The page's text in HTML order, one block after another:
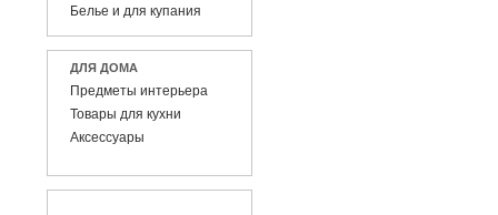
Белье и для купания
ДЛЯ ДОМА
Предметы интерьера
Товары для кухни
Аксессуары